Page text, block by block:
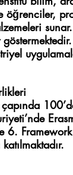
öğrenciler,
çapında